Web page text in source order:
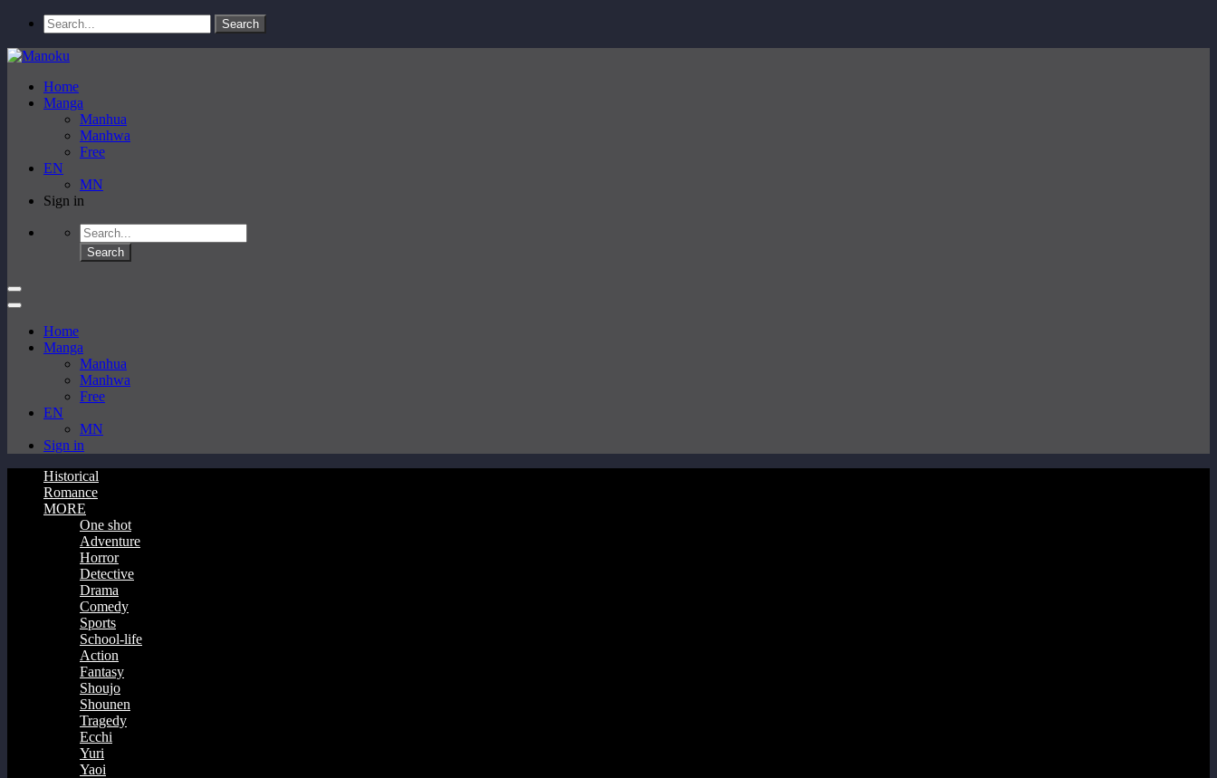
Home
Manga
Manhua
Manhwa
Free
EN
MN
Sign in
Home
Manga
Manhua
Manhwa
Free
EN
MN
Sign in
Historical
Romance
MORE
One shot
Adventure
Horror
Detective
Drama
Comedy
Sports
School-life
Action
Fantasy
Shoujo
Shounen
Tragedy
Ecchi
Yuri
Yaoi